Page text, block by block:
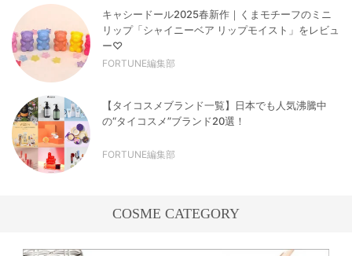
キャシードール2025春新作｜くまモチーフのミニ
リップ「シャイニーベア リップモイスト」をレビュ
ー♡
FORTUNE編集部
【タイコスメブランド一覧】日本でも人気沸騰中
の“タイコスメ”ブランド20選！
FORTUNE編集部
COSME CATEGORY